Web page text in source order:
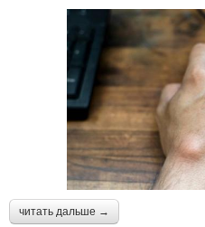
читать дальше →